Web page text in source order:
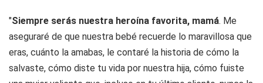
"Siempre serás nuestra heroína favorita, mamá. Me
aseguraré de que nuestra bebé recuerde lo maravillosa que
eras, cuánto la amabas, le contaré la historia de cómo la
salvaste, cómo diste tu vida por nuestra hija, cómo fuiste